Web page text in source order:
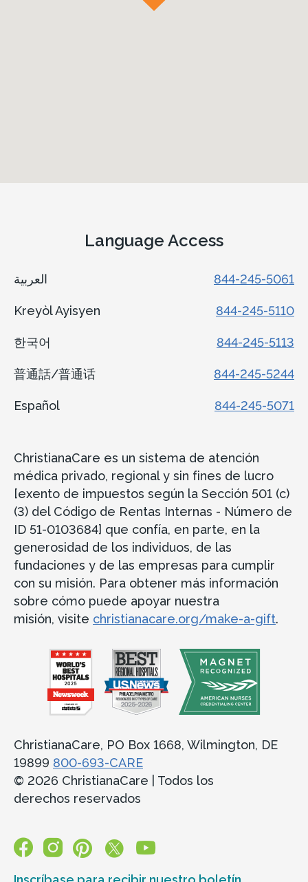
Language Access
844-245-5061
Kreyòl Ayisyen 844-245-5110
한국어 844-245-5113
普通話/普通话 844-245-5244
Español 844-245-5071
ChristianaCare es un sistema de atención
médica privado, regional y sin fines de lucro
[exento de impuestos según la Sección 501 (c)
(3) del Código de Rentas Internas - Número de
ID 51-0103684] que confía, en parte, en la
generosidad de los individuos, de las
fundaciones y de las empresas para cumplir
con su misión. Para obtener más información
sobre cómo puede apoyar nuestra
misión, visite christianacare.org/make-a-gift.
ChristianaCare, PO Box 1668, Wilmington, DE
19899 800-693-CARE
© 2026 ChristianaCare | Todos los
derechos reservados